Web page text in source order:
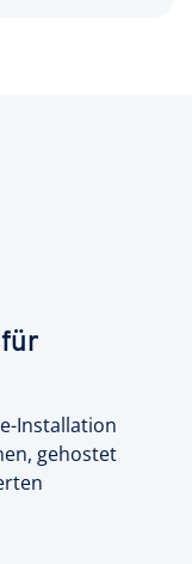
Installation
gehostet